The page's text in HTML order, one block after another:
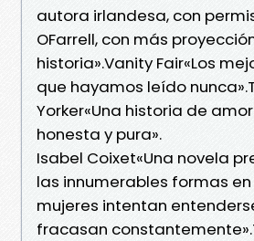
autora irlandesa, con
OFarrell, con más
historia».Vanity Fair«Los
que hayamos leído
Yorker«Una historia de
honesta y pura».
Isabel Coixet«Una novela
las innumerables formas
mujeres intentan
fracasan